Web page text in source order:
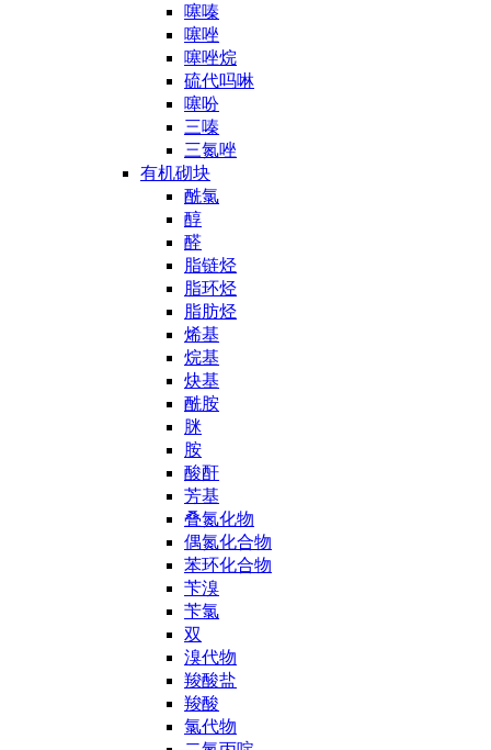
噻嗪
噻唑
噻唑烷
硫代吗啉
噻吩
三嗪
三氮唑
有机砌块
酰氯
醇
醛
脂链烃
脂环烃
脂肪烃
烯基
烷基
炔基
酰胺
脒
胺
酸酐
芳基
叠氮化物
偶氮化合物
苯环化合物
苄溴
苄氯
双
溴代物
羧酸盐
羧酸
氯代物